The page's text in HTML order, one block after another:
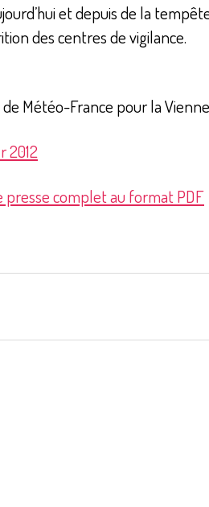
et depuis de la
des centres de vigilance.
Météo-France pour la Vienne
2012
presse complet au format PDF